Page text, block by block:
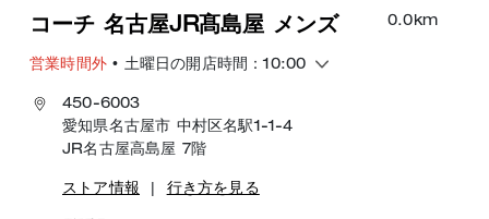
0.0km
コーチ 名古屋JR髙島屋 メンズ
営業時間外 • 土曜日の開店時間：10:00
450-6003
愛知県名古屋市 中村区名駅1-1-4
JR名古屋高島屋 7階
ストア情報 行き方を見る